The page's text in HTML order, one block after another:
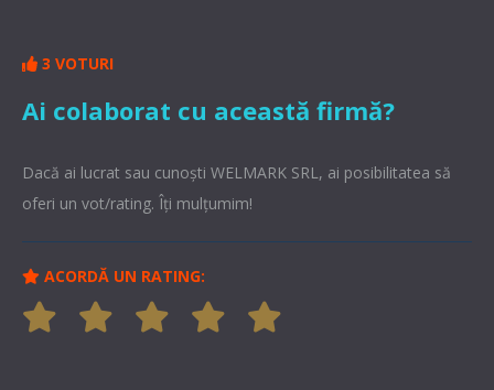
3 VOTURI
Ai colaborat cu această firmă?
Dacă ai lucrat sau cunoşti WELMARK SRL, ai posibilitatea să
oferi un vot/rating. Îți mulțumim!
ACORDĂ UN RATING: